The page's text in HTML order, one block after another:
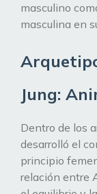
masculino
masculina en
Jung:
Dentro de los
desarrolló el
principio
relación entre